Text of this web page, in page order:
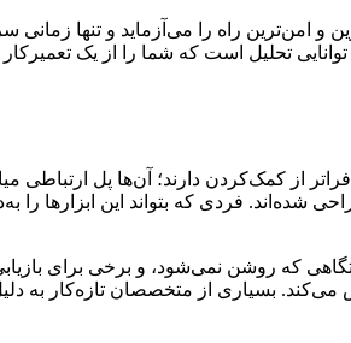
و امن‌ترین راه را می‌آزماید و تنها
تحلیل است که شما را از یک تعمیرکار
از کمک‌کردن دارند؛ آن‌ها پل ارتباطی
فردی که بتواند این ابزارها را
که روشن نمی‌شود، و برخی برای
بسیاری از متخصصان تازه‌کار به دلیل